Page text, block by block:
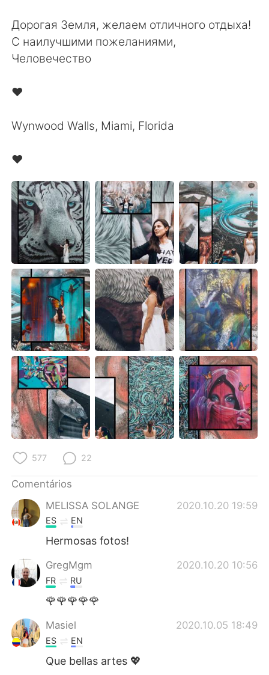
Дорогая Земля, желаем отличного отдыха!⁠
С наилучшими пожеланиями,⁠
Человечество⁠
❤️
Wynwood Walls, Miami, Florida
❤️
577 22
Comentários
MELISSA SOLANGE
2020.10.20 19:59
ES EN
Hermosas fotos!
GregMgm 2020.10.20 10:56
FR RU
🌹🌹🌹🌹🌹
Masiel 2020.10.05 18:49
ES EN
Que bellas artes 💖